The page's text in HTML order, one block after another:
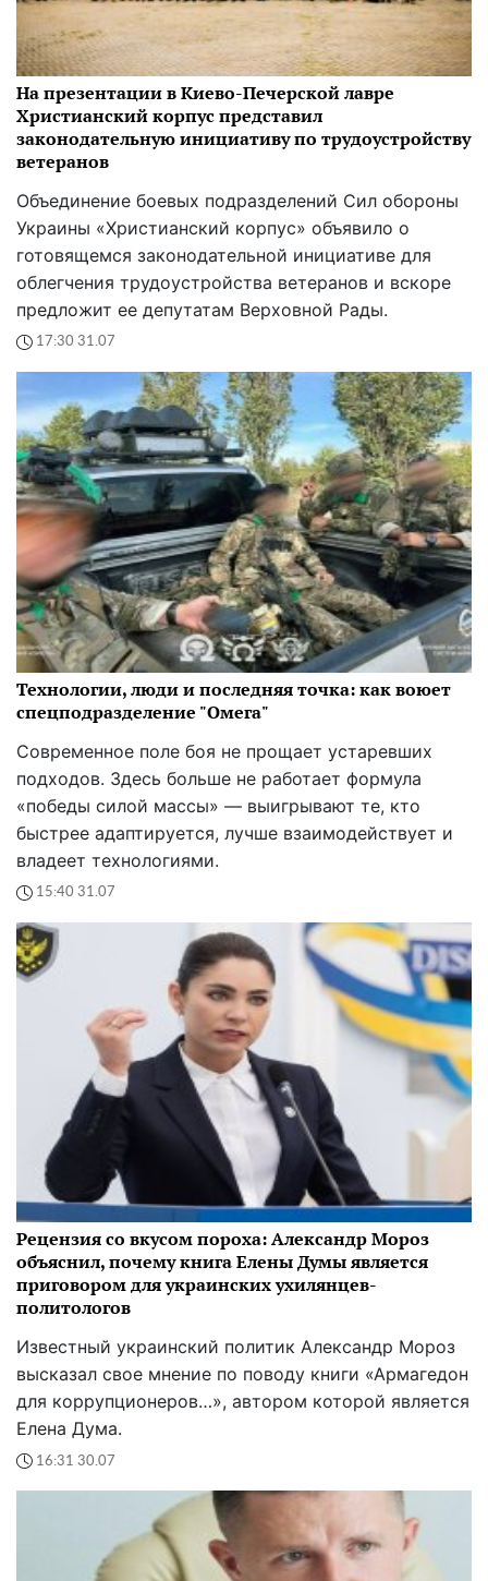
На презентации в Киево-Печерской лавре
Христианский корпус представил
законодательную инициативу по трудоустройству
ветеранов
Объединение боевых подразделений Сил обороны
Украины «Христианский корпус» объявило о
готовящемся законодательной инициативе для
облегчения трудоустройства ветеранов и вскоре
предложит ее депутатам Верховной Рады.
17:30 31.07
Технологии, люди и последняя точка: как воюет
спецподразделение "Омега"
Современное поле боя не прощает устаревших
подходов. Здесь больше не работает формула
«победы силой массы» — выигрывают те, кто
быстрее адаптируется, лучше взаимодействует и
владеет технологиями.
15:40 31.07
Рецензия со вкусом пороха: Александр Мороз
объяснил, почему книга Елены Думы является
приговором для украинских ухилянцев-
политологов
Известный украинский политик Александр Мороз
высказал свое мнение по поводу книги «Армагедон
для коррупционеров…», автором которой является
Елена Дума.
16:31 30.07